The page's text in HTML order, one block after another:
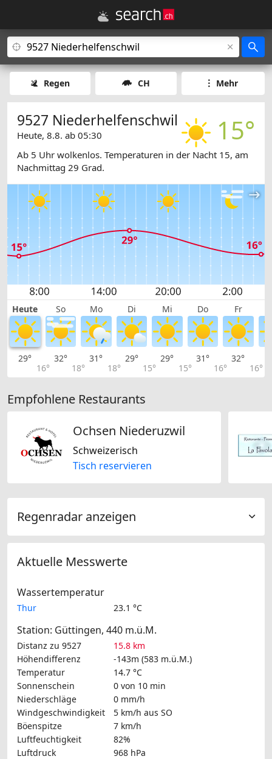
Regen CH Mehr
15°
9527 Niederhelfenschwil
Heute, 8.8. ab 05:30
Ab 5 Uhr wolkenlos. Temperaturen in der Nacht 15, am
Nachmittag 29 Grad.
Heute So Mo Di Mi Do Fr
29°
16°
32°
18°
31°
18°
29°
15°
29°
15°
31°
16°
32°
16°
Empfohlene Restaurants
Ochsen Niederuzwil
Schweizerisch
Tisch reservieren
Regenradar anzeigen
Aktuelle Messwerte
Wassertemperatur
Thur 23.1 °C
Station: Güttingen, 440 m.ü.M.
Distanz zu 9527
15.8 km
Höhendifferenz
-143m (583 m.ü.M.)
Temperatur
14.7 °C
Sonnenschein
0 von 10 min
Niederschläge
0 mm/h
Windgeschwindigkeit
5 km/h aus SO
Böenspitze
7 km/h
Luftfeuchtigkeit
82%
Luftdruck
968 hPa